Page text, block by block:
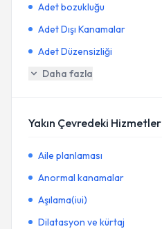
Adet bozukluğu
Adet Dışı Kanamalar
Adet Düzensizliği
Daha fazla
Yakın Çevredeki Hizmetler
Aile planlaması
Anormal kanamalar
Aşılama(iui)
Dilatasyon ve kürtaj